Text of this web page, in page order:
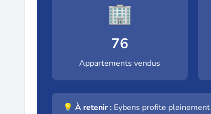
🏢
76
Appartements vendus
💡 À retenir : Eybens profite